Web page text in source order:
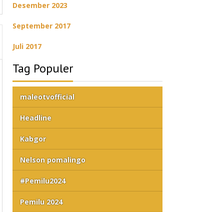
Desember 2023
September 2017
Juli 2017
Tag Populer
maleotvofficial
Headline
Kabgor
Nelson pomalingo
#Pemilu2024
Pemilu 2024